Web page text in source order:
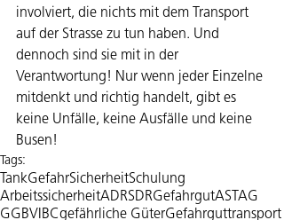
involviert, die nichts mit dem Transport
auf der Strasse zu tun haben. Und
dennoch sind sie mit in der
Verantwortung! Nur wenn jeder Einzelne
mitdenkt und richtig handelt, gibt es
keine Unfälle, keine Ausfälle und keine
Busen!
Tags:
TankGefahrSicherheitSchulung
ArbeitssicherheitADRSDRGefahrgutASTAG
GGBV IBCgefährliche GüterGefahrguttransport